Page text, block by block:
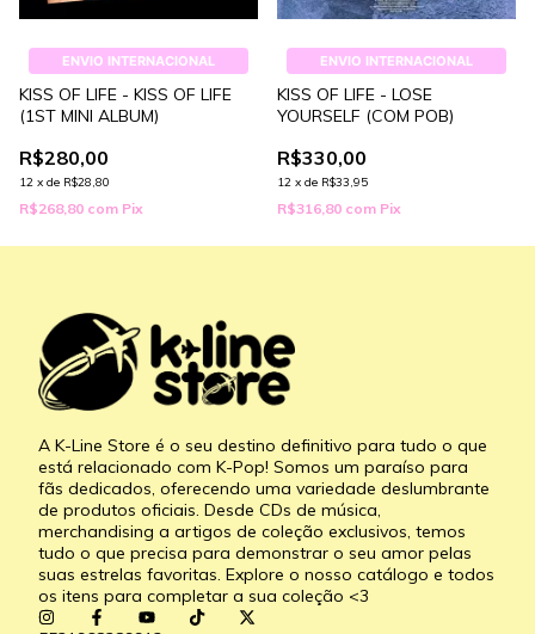
ENVIO INTERNACIONAL
KISS OF LIFE - KISS OF LIFE
(1ST MINI ALBUM)
R$280,00
12 x de R$28,80
R$268,80 com Pix
ENVIO INTERNACIONAL
KISS OF LIFE - LOSE
YOURSELF (COM POB)
R$330,00
12 x de R$33,95
R$316,80 com Pix
A K-Line Store é o seu destino definitivo para tudo o que
está relacionado com K-Pop! Somos um paraíso para
fãs dedicados, oferecendo uma variedade deslumbrante
de produtos oficiais. Desde CDs de música,
merchandising a artigos de coleção exclusivos, temos
tudo o que precisa para demonstrar o seu amor pelas
suas estrelas favoritas. Explore o nosso catálogo e todos
os itens para completar a sua coleção <3